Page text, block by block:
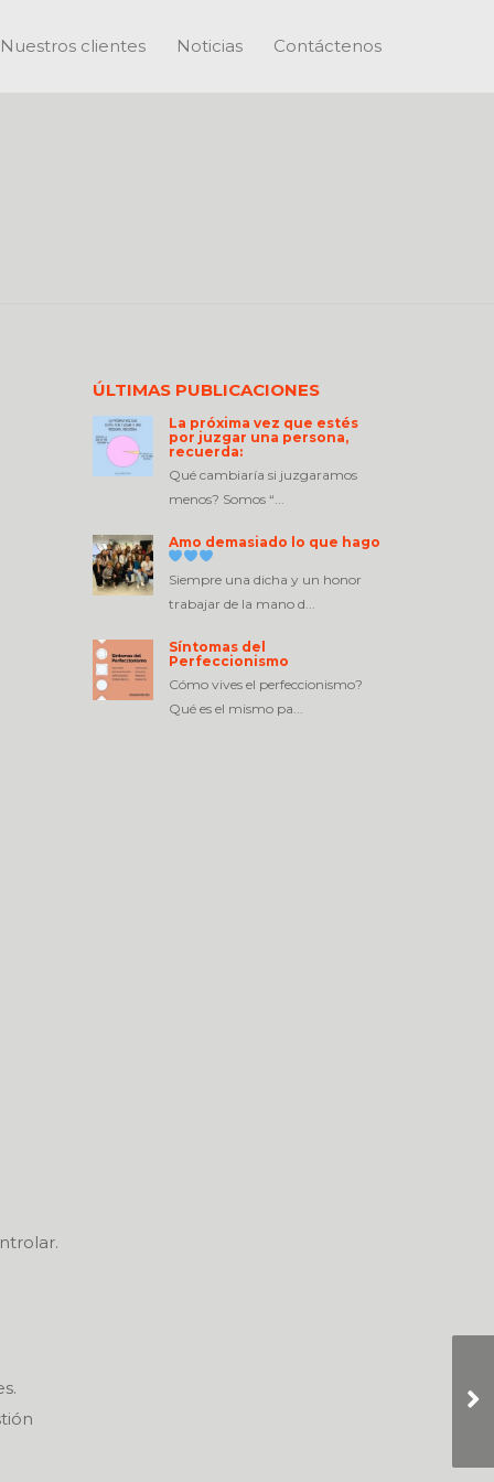
Nuestros clientes Noticias Contáctenos
ÚLTIMAS PUBLICACIONES
La próxima vez que estés
por juzgar una persona,
recuerda:
Qué cambiaría si juzgaramos
menos? Somos “...
Amo demasiado lo que hago
Siempre una dicha y un honor
trabajar de la mano d...
Síntomas del
Perfeccionismo
Cómo vives el perfeccionismo?
Qué es el mismo pa...